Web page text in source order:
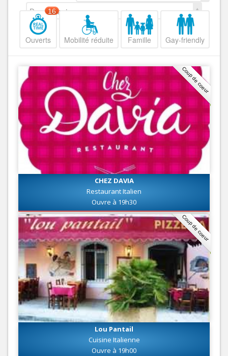
Decroissant
Ouverts
16
Mobilité réduite Famille Gay-friendly
Coup de coeur
CHEZ DAVIA
Restaurant Italien
Ouvre à 19h30
Coup de coeur
Lou Pantail
Cuisine Italienne
Ouvre à 19h00